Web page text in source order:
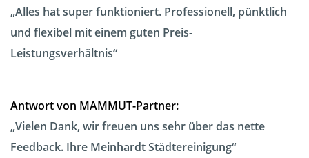
Alles hat super funktioniert. Professionell, pünktlich
und flexibel mit einem guten Preis-
Leistungsverhältnis
Antwort von MAMMUT-Partner:
Vielen Dank, wir freuen uns sehr über das nette
Feedback. Ihre Meinhardt Städtereinigung